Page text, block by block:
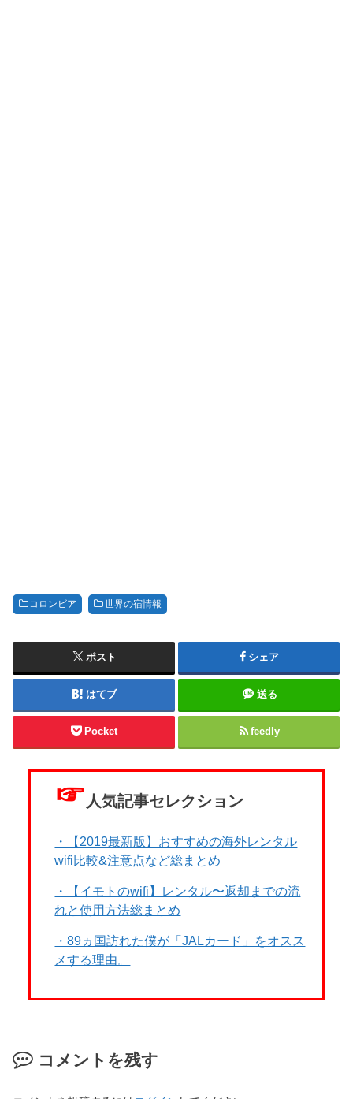
コロンビア 世界の宿情報
ポスト シェア
はてブ 送る
Pocket feedly
☞ 人気記事セレクション
・【2019最新版】おすすめの海外レンタル
wifi比較&注意点など総まとめ
・【イモトのwifi】レンタル〜返却までの流
れと使用方法総まとめ
・89ヵ国訪れた僕が「JALカード」をオスス
メする理由。
コメントを残す